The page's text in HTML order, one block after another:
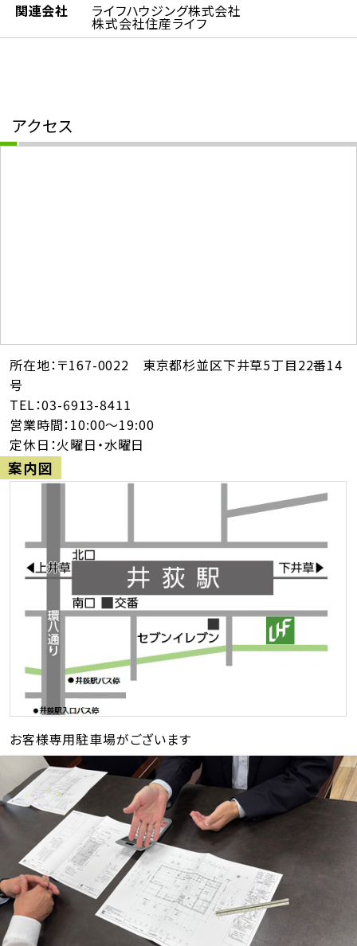
関連会社
ライフハウジング株式会社
株式会社住産ライフ
アクセス
所在地：〒167-0022 東京都杉並区下井草5丁目22番14
号
TEL：03-6913-8411
営業時間：10:00～19:00
定休日：火曜日・水曜日
案内図
お客様専用駐車場がございます